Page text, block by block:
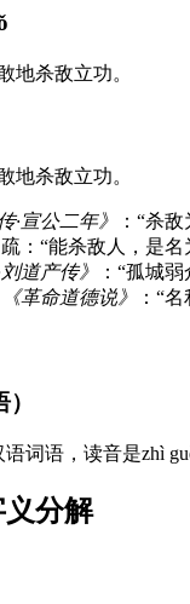
地杀敌立功。
地杀敌立功。
·宣公二年》 ：“杀敌
：“能杀敌人，是
刘道产传》
：“孤城
《革命道德说》 ：“
词语，读音是zhì
分解